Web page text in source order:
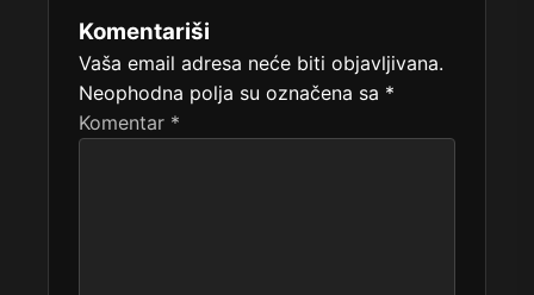
Komentariši
Vaša email adresa neće biti objavljivana.
Neophodna polja su označena sa *
Komentar *